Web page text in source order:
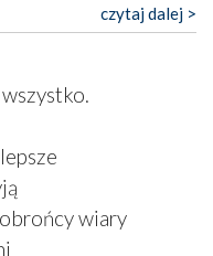
wspólnego z żywą,
szare bunkry albo
przypomina bardziej
o ustawionym
krzyżu, na którym
postać jakby
W kulturowym
karykatura niż godny
sanktuarium
czytaj dalej >
wiary